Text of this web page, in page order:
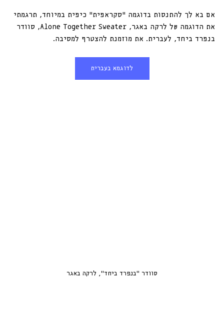
אם בא לך להתנסות בדוגמה “סקראפית” כיפית במיוחד, תרגמתי
את הדוגמה של לרקה באגר, Alone Together Sweater, סוודר
בנפרד ביחד, לעברית. את מוזמנת להצטרף למסיבה.
לדוגמא בעברית
סוודר ״בנפרד ביחד״, לרקה באגר